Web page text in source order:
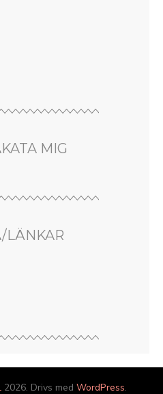
MIG
LÄNKAR
2026. Drivs med WordPress